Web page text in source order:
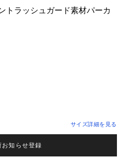
トラッシュガード素材パーカ
サイズ詳細を見る
お知らせ登録